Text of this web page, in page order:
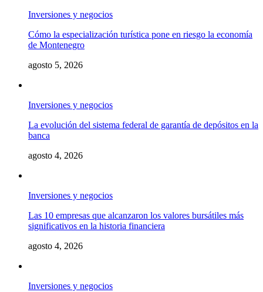
Inversiones y negocios
Cómo la especialización turística pone en riesgo la economía
de Montenegro
agosto 5, 2026
Inversiones y negocios
La evolución del sistema federal de garantía de depósitos en la
banca
agosto 4, 2026
Inversiones y negocios
Las 10 empresas que alcanzaron los valores bursátiles más
significativos en la historia financiera
agosto 4, 2026
Inversiones y negocios